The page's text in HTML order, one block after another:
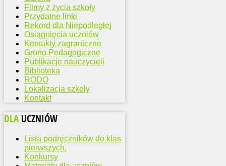
Filmy z życia szkoły
Przydatne linki
Rekord dla Niepodległej
Osiągnięcia uczniów
Kontakty zagraniczne
Grono Pedagogiczne
Publikacje nauczycieli
Biblioteka
RODO
Lokalizacja szkoły
Kontakt
DLA UCZNIÓW
Lista podręczników do klas
pierwszych.
Konkursy